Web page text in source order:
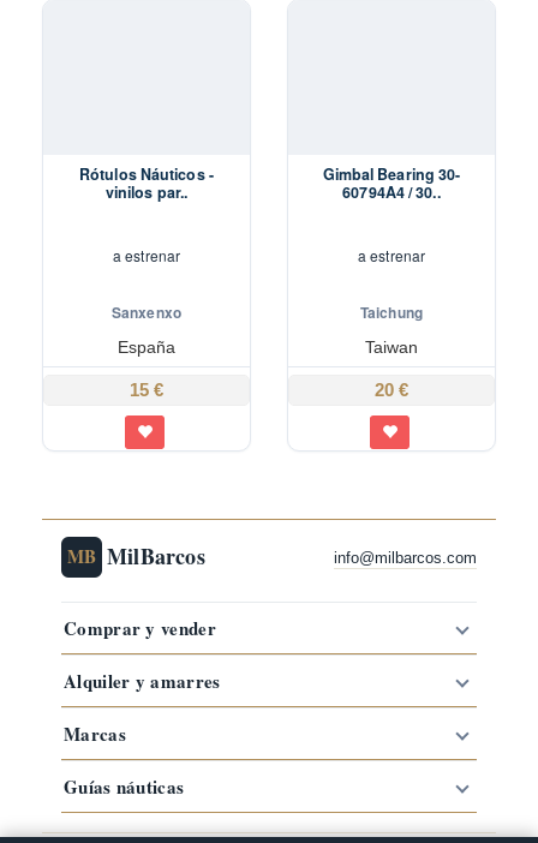
Rótulos Náuticos -
vinilos par..
a estrenar
Sanxenxo
España
15 €
Gimbal Bearing 30-
60794A4 / 30..
a estrenar
Taichung
Taiwan
20 €
MB MilBarcos info@milbarcos.com
Comprar y vender
Alquiler y amarres
Marcas
Guías náuticas